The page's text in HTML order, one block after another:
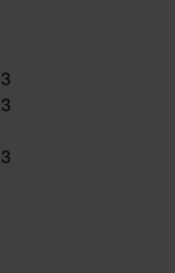
ryhmässä
°C,